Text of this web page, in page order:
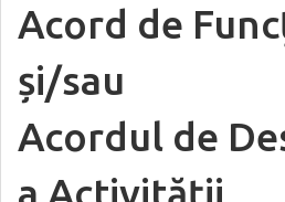
Acord de
și/sau
Acordul de
a Activității